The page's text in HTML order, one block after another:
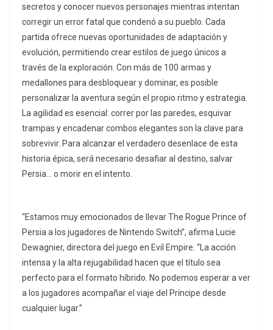
secretos y conocer nuevos personajes mientras intentan
corregir un error fatal que condenó a su pueblo. Cada
partida ofrece nuevas oportunidades de adaptación y
evolución, permitiendo crear estilos de juego únicos a
través de la exploración. Con más de 100 armas y
medallones para desbloquear y dominar, es posible
personalizar la aventura según el propio ritmo y estrategia.
La agilidad es esencial: correr por las paredes, esquivar
trampas y encadenar combos elegantes son la clave para
sobrevivir. Para alcanzar el verdadero desenlace de esta
historia épica, será necesario desafiar al destino, salvar
Persia… o morir en el intento.
“Estamos muy emocionados de llevar The Rogue Prince of
Persia a los jugadores de Nintendo Switch”, afirma Lucie
Dewagnier, directora del juego en Evil Empire. “La acción
intensa y la alta rejugabilidad hacen que el título sea
perfecto para el formato híbrido. No podemos esperar a ver
a los jugadores acompañar el viaje del Príncipe desde
cualquier lugar.”